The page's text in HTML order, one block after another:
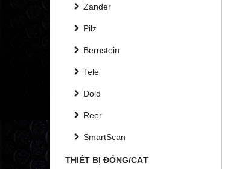
Zander
Pilz
Bernstein
Tele
Dold
Reer
SmartScan
THIẾT BỊ ĐÓNG/CẮT